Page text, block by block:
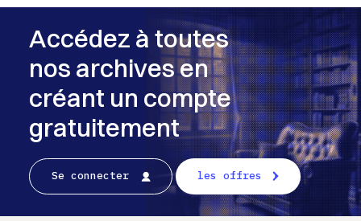
Accédez à toutes
nos archives en
créant un compte
gratuitement
Se connecter les offres